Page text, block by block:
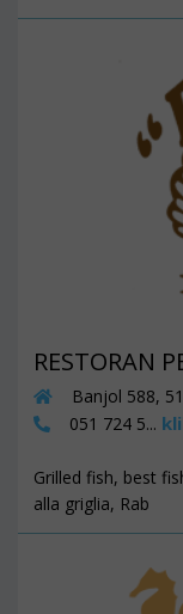
RESTORAN
Banjol 588,
051 724 5...
Grilled fish, best
alla griglia, Rab